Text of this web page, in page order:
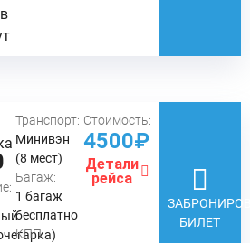
Транспорт:
Минивэн
(8 мест)
Багаж:
1 багаж
бесплатно
КПП:
Стоимость:
4500₽
Детали
рейса
БИЛЕТ